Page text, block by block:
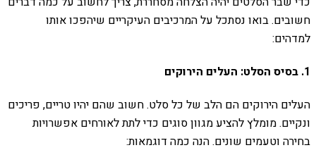
חשובים. בואו נסתכל על המרכיבים העיקריים שיהפכו אותו
למדהים:
1. בסיס הסלט: העלים הירוקים
העלים הירוקים הם הלב של כל סלט. חשוב שהם יהיו טריים, פריכים
ונקיים. מומלץ להציע מגוון סוגים כדי לתת לאורחים אפשרויות
בחירה וטעמים שונים. הנה כמה דוגמאות: